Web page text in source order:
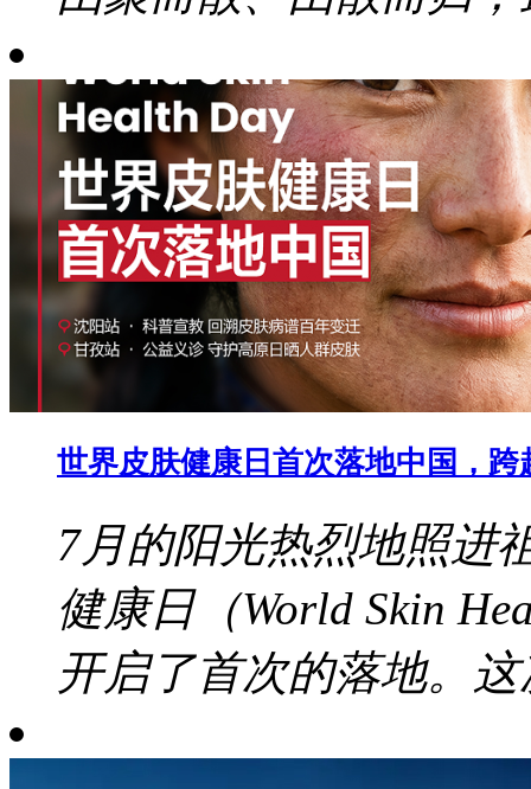
世界皮肤健康日首次落地中国，
7月的阳光热烈地照进
健康日（World Skin
开启了首次的落地。这